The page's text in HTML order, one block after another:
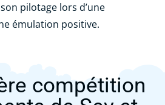
pilotage lors d’une
émulation positive.
compétition